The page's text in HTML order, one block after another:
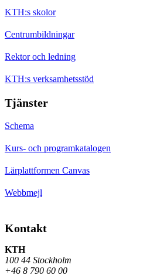
KTH:s skolor
Centrumbildningar
Rektor och ledning
KTH:s verksamhetsstöd
Tjänster
Schema
Kurs- och programkatalogen
Lärplattformen Canvas
Webbmejl
Kontakt
KTH
100 44 Stockholm
+46 8 790 60 00